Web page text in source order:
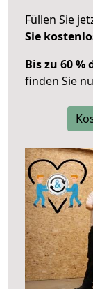
Füllen Sie
Sie
Bis zu 60
finden Sie